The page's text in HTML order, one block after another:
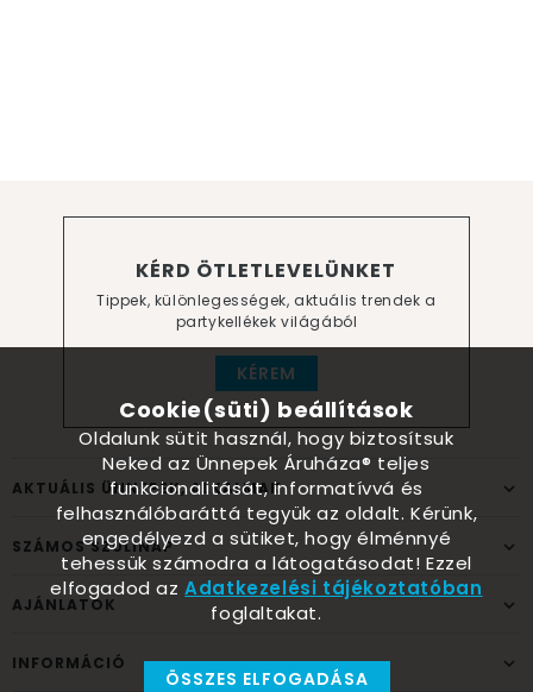
KÉRD ÖTLETLEVELÜNKET
Tippek, különlegességek, aktuális trendek a
partykellékek világából
KÉREM
AKTUÁLIS ÜNNEPEK, ALKALMAK
SZÁMOS SZÜLINAP
AJÁNLATOK
INFORMÁCIÓ
Cookie(süti) beállítások
Oldalunk sütit használ, hogy biztosítsuk
Neked az Ünnepek Áruháza® teljes
funkcionalitását, informatívvá és
felhasználóbaráttá tegyük az oldalt. Kérünk,
engedélyezd a sütiket, hogy élménnyé
tehessük számodra a látogatásodat! Ezzel
elfogadod azAdatkezelési tájékoztatóban
foglaltakat.
ÖSSZES ELFOGADÁSA